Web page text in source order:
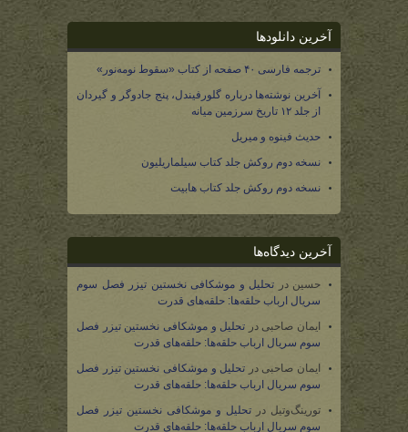
آخرین دانلودها
ترجمه فارسی ۴۰ صفحه از کتاب «سقوط نومه‌نور»
آخرین نوشته‌ها درباره گلورفیندل، پنج جادوگر و گیردان
از جلد ۱۲ تاریخ سرزمین میانه
حدیث فینوه و میریل
نسخه دوم روکش جلد کتاب سیلماریلیون
نسخه دوم روکش جلد کتاب هابیت
آخرین دیدگاه‌ها
حسین در تحلیل و موشکافی نخستین تیزر فصل سوم
سریال ارباب حلقه‌ها: حلقه‌های قدرت
ایمان صاحبی در تحلیل و موشکافی نخستین تیزر فصل
سوم سریال ارباب حلقه‌ها: حلقه‌های قدرت
ایمان صاحبی در تحلیل و موشکافی نخستین تیزر فصل
سوم سریال ارباب حلقه‌ها: حلقه‌های قدرت
تورینگ‌وتیل در تحلیل و موشکافی نخستین تیزر فصل
سوم سریال ارباب حلقه‌ها: حلقه‌های قدرت